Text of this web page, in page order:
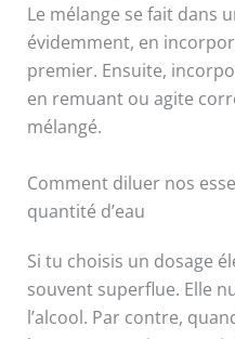
Le mélange se fait dans
évidemment, en
premier. Ensuite,
en remuant ou agite
mélangé.
Comment diluer nos
quantité d’eau
Si tu choisis un dosage
souvent superflue. Elle
l’alcool. Par contre,